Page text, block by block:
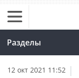
Разделы
12 окт 2021 11:52 |